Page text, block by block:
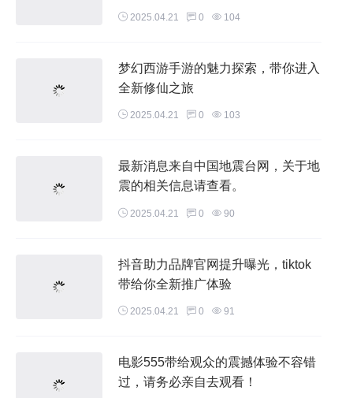
2025.04.21 0 104
梦幻西游手游的魅力探索，带你进入
全新修仙之旅
2025.04.21 0 103
最新消息来自中国地震台网，关于地
震的相关信息请查看。
2025.04.21 0 90
抖音助力品牌官网提升曝光，tiktok
带给你全新推广体验
2025.04.21 0 91
电影555带给观众的震撼体验不容错
过，请务必亲自去观看！